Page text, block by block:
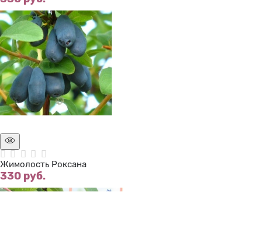
Жимолость Роксана
330 руб.